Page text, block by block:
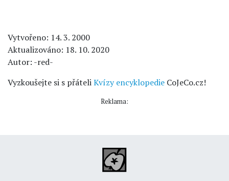
Vytvořeno: 14. 3. 2000
Aktualizováno: 18. 10. 2020
Autor: -red-
Vyzkoušejte si s přáteliKvízy encyklopedie CoJeCo.cz!
Reklama: